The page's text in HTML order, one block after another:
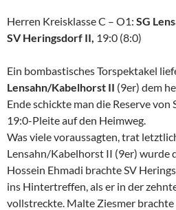
Herren Kreisklasse C – O1: SG
SV Heringsdorf II, 19:0 (8:0)
Ein bombastisches Torspektakel
Lensahn/Kabelhorst II (9er) dem
Ende schickte man die Reserve
19:0-Pleite auf den Heimweg.
Was viele voraussagten, trat
Lensahn/Kabelhorst II (9er) wurde
Hossein Ehmadi brachte SV
ins Hintertreffen, als er in der
vollstreckte. Malte Ziesmer